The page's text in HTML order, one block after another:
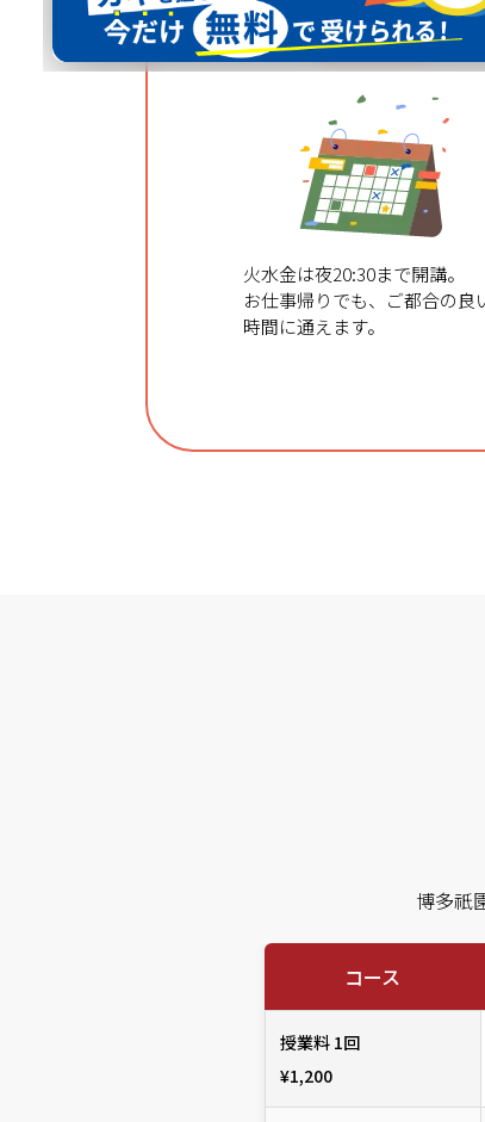
自由自在
火水金は夜20:30まで開講。
お仕事帰りでも、ご都合の良
時間に通えます。
博多祇
コース
授業料 1回
¥1,200